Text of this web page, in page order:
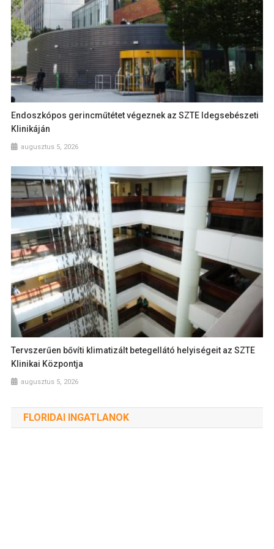
Endoszkópos gerincműtétet végeznek az SZTE Idegsebészeti
Klinikáján
augusztus 5, 2026
Tervszerűen bővíti klimatizált betegellátó helyiségeit az SZTE
Klinikai Központja
augusztus 5, 2026
FLORIDAI INGATLANOK